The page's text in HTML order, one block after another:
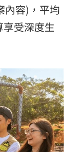
內容)，平均
受深度生